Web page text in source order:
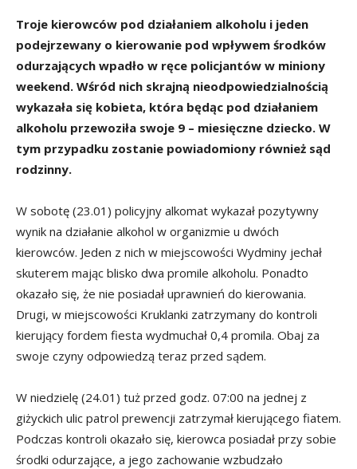
Troje kierowców pod działaniem alkoholu i jeden
podejrzewany o kierowanie pod wpływem środków
odurzających wpadło w ręce policjantów w miniony
weekend. Wśród nich skrajną nieodpowiedzialnością
wykazała się kobieta, która będąc pod działaniem
alkoholu przewoziła swoje 9 – miesięczne dziecko. W
tym przypadku zostanie powiadomiony również sąd
rodzinny.
W sobotę (23.01) policyjny alkomat wykazał pozytywny
wynik na działanie alkohol w organizmie u dwóch
kierowców. Jeden z nich w miejscowości Wydminy jechał
skuterem mając blisko dwa promile alkoholu. Ponadto
okazało się, że nie posiadał uprawnień do kierowania.
Drugi, w miejscowości Kruklanki zatrzymany do kontroli
kierujący fordem fiesta wydmuchał 0,4 promila. Obaj za
swoje czyny odpowiedzą teraz przed sądem.
W niedzielę (24.01) tuż przed godz. 07:00 na jednej z
giżyckich ulic patrol prewencji zatrzymał kierującego fiatem.
Podczas kontroli okazało się, kierowca posiadał przy sobie
środki odurzające, a jego zachowanie wzbudzało